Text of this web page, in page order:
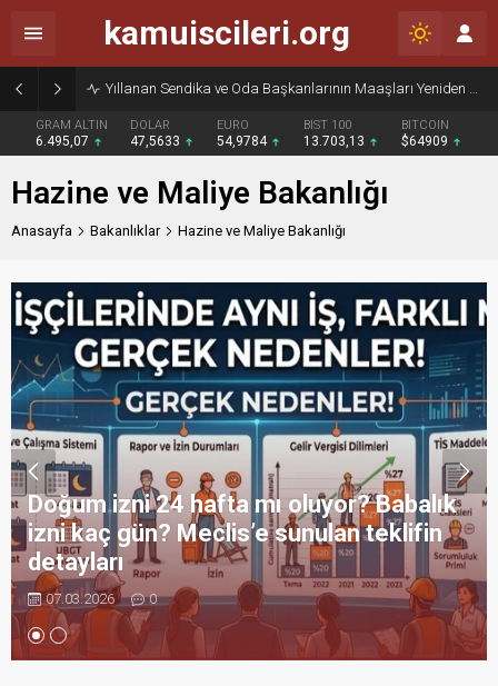
Yıllanan Sendika ve Oda Başkanlarının Maaşları Yeniden Gündemde
GRAM ALTIN
6.495,07
DOLAR
47,5633
EURO
54,9784
BIST 100
13.703,13
BITCOIN
$64909
kamuiscileri.org
Hazine ve Maliye Bakanlığı
Anasayfa Bakanlıklar Hazine ve Maliye Bakanlığı
Doğum izni 24 hafta mı oluyor? Babalık
izni kaç gün? Meclis’e sunulan teklifin
detayları
07.03.2026 0